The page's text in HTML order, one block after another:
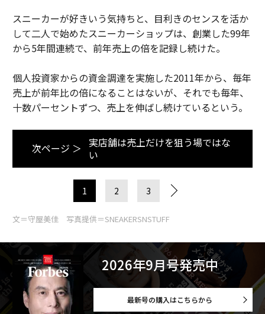
スニーカーが好きいう気持ちと、目利きのセンスを活か
して二人で始めたスニーカーショップは、創業した99年
から5年間連続で、前年売上の倍を記録し続けた。
個人投資家からの資金調達を実施した2011年から、毎年
売上が前年比の倍になることはないが、それでも毎年、
十数パーセントずつ、売上を伸ばし続けているという。
次ページ ＞
実店舗は売上だけを狙う場ではな
い
1 2 3
文＝守屋美佳 写真提供＝SNEAKERSNSTUFF
2026年9月号発売中
最新号の購入はこちらから